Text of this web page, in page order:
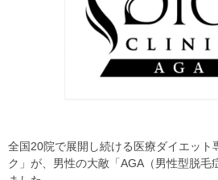
全国20院で展開し続ける医療ダイエット
ク」が、男性の大敵「AGA（男性型脱毛